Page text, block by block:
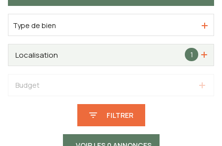
Type de bien
1
Localisation
Budget
FILTRER